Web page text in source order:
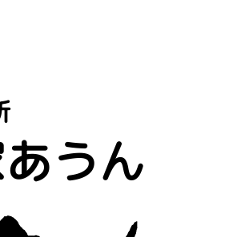
うん